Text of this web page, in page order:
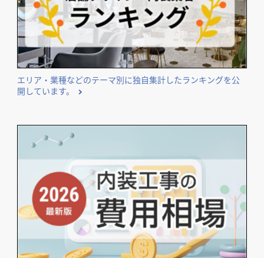
エリア・業種などのテーマ別に独自集計したランキングを公
開しています。